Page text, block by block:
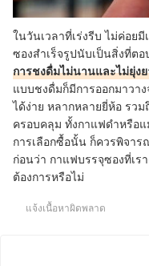
ในวันเวลาที่เร่งรีบ ไม่ค่อย
ซองสำเร็จรูปนับเป็นสิ่งที่ตอ
การชงดื่มไม่นานและไม่ยุ่ง
แบบชงดื่มก็มีการออกมาวา
ได้ง่าย หลากหลายยี่ห้อ รว
ครอบคลุม ทั้งกาแฟดำหรือ
การเลือกซื้อนั้น ก็ควรพิจา
ก่อนว่า กาแฟบรรจุซองที่เร
ต้องการหรือไม่
แจ้งเนื้อหาผิดพลาด